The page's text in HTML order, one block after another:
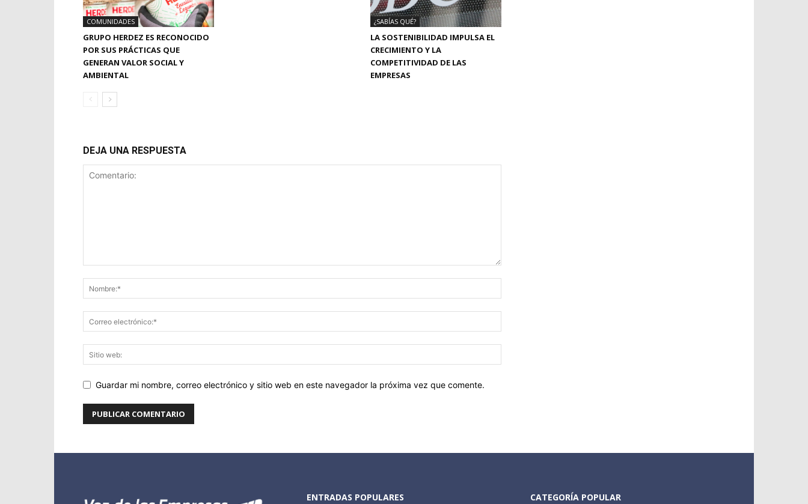
COMUNIDADES
GRUPO HERDEZ ES RECONOCIDO
POR SUS PRÁCTICAS QUE
GENERAN VALOR SOCIAL Y
AMBIENTAL
¿SABÍAS QUÉ?
LA SOSTENIBILIDAD IMPULSA EL
CRECIMIENTO Y LA
COMPETITIVIDAD DE LAS
EMPRESAS
DEJA UNA RESPUESTA
Guardar mi nombre, correo electrónico y sitio web en este navegador la próxima vez que comente.
ENTRADAS POPULARES CATEGORÍA POPULAR